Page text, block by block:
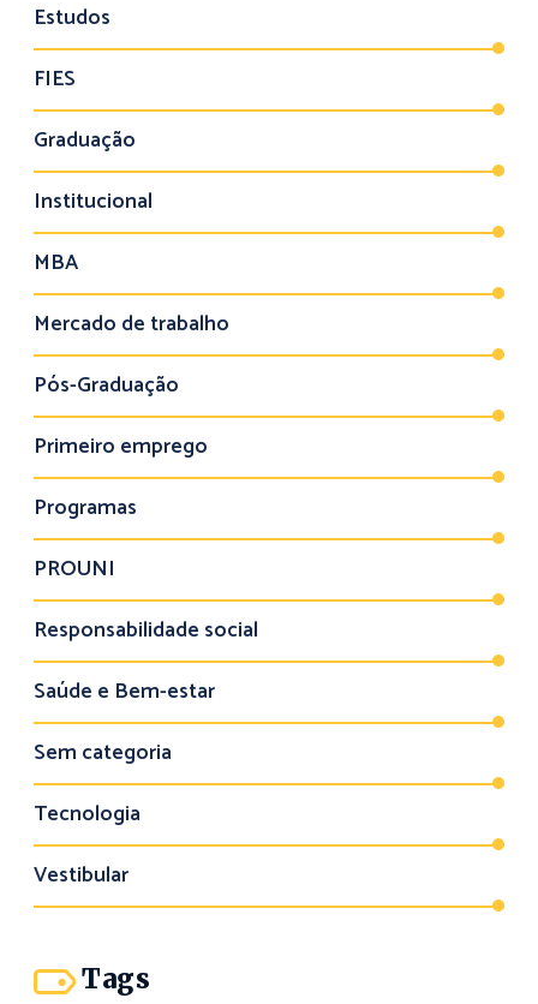
Estudos
FIES
Graduação
Institucional
MBA
Mercado de trabalho
Pós-Graduação
Primeiro emprego
Programas
PROUNI
Responsabilidade social
Saúde e Bem-estar
Sem categoria
Tecnologia
Vestibular
Tags